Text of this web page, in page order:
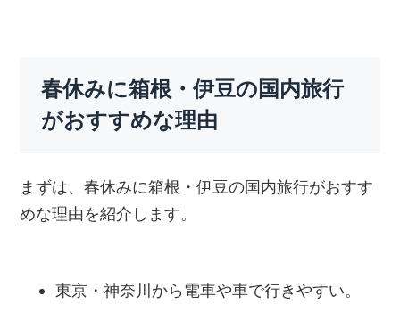
春休みに箱根・伊豆の国内旅行
がおすすめな理由
まずは、春休みに箱根・伊豆の国内旅行がおすす
めな理由を紹介します。
東京・神奈川から電車や車で行きやすい。